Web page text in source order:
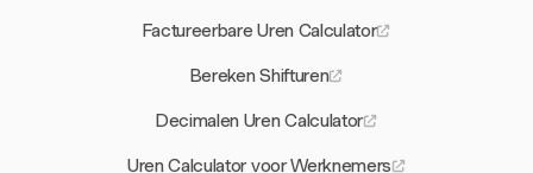
Factureerbare Uren Calculator
Bereken Shifturen
Decimalen Uren Calculator
Uren Calculator voor Werknemers